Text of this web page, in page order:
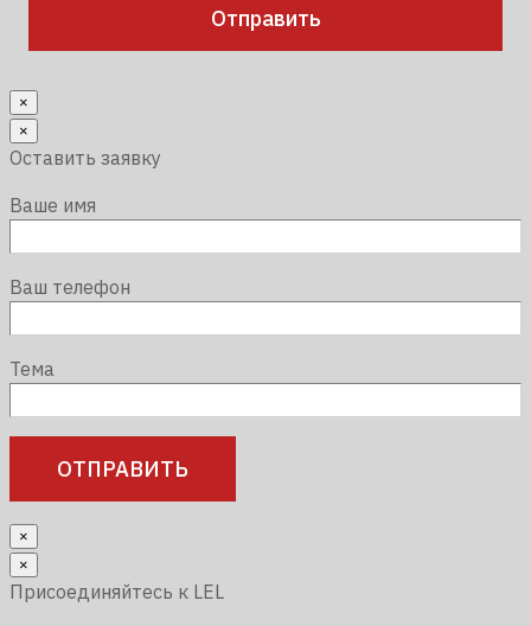
×
×
Оставить заявку
Ваше имя
Ваш телефон
Тема
×
×
Присоединяйтесь к LEL